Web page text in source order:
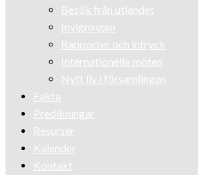
Besök från utlandet
Invigningen
Rapporter och intryck
Internationella möten
Nytt liv i församlingen
Fakta
Predikningar
Resurser
Kalender
Kontakt